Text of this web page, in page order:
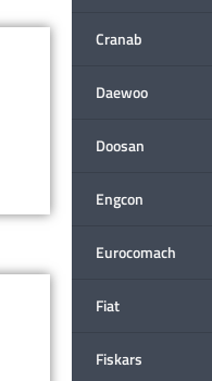
Cranab
Daewoo
Doosan
Engcon
Eurocomach
Fiat
Fiskars